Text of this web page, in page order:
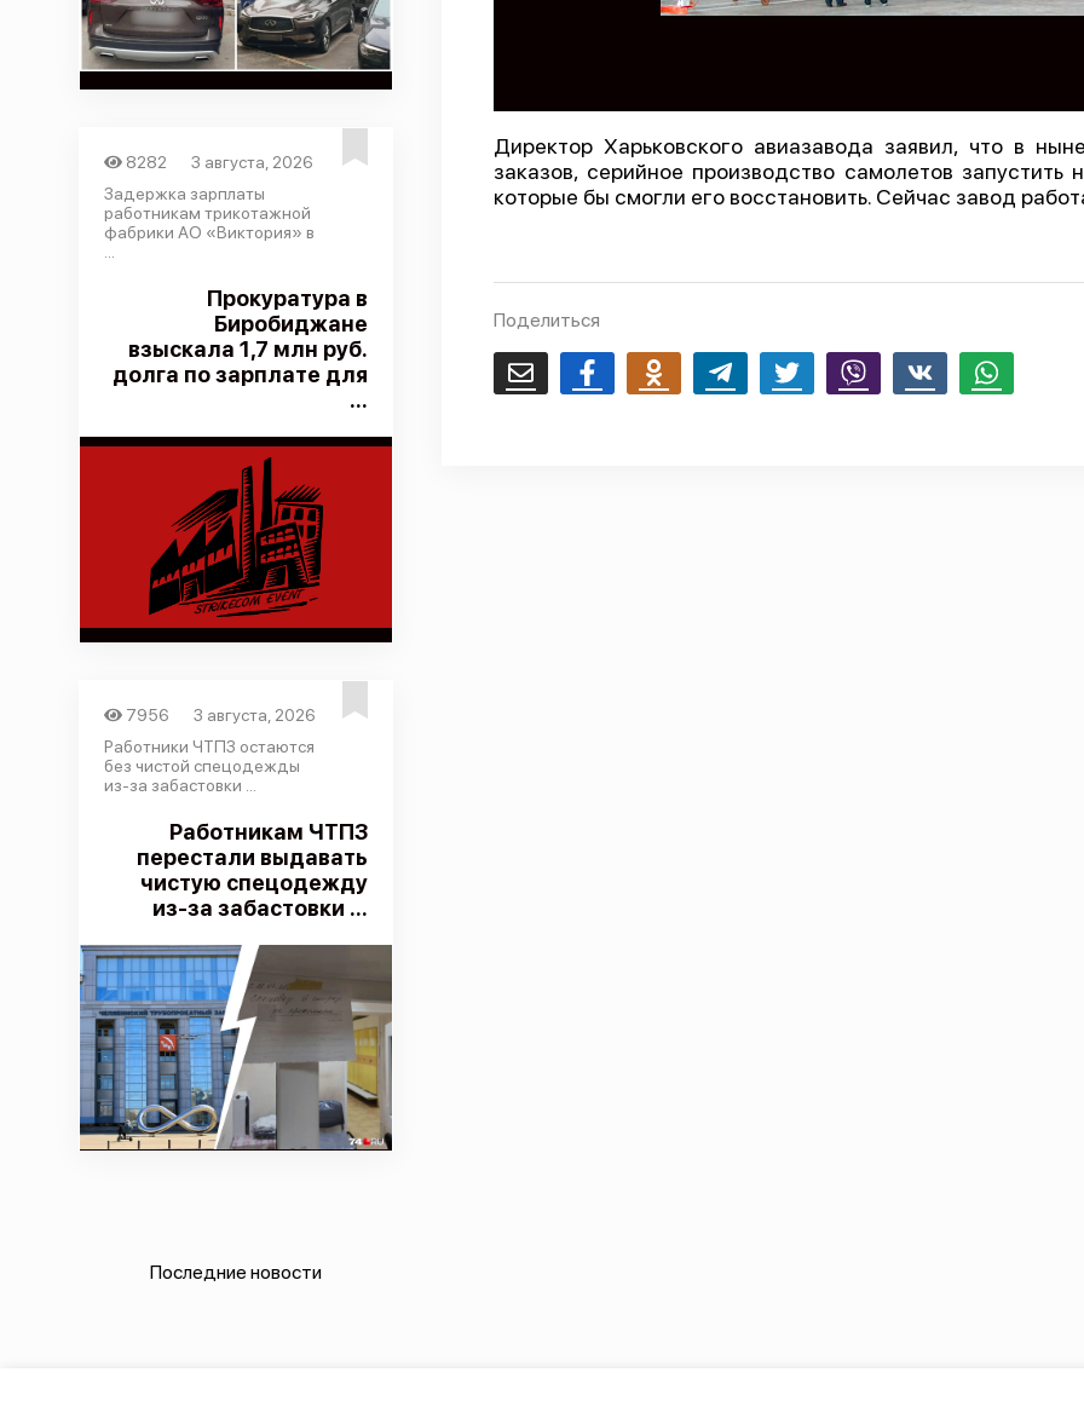
8282
3 августа, 2026
Задержка зарплаты
работникам трикотажной
фабрики АО «Виктория» в
Прокуратура в
Биробиджане
взыскала 1,7 млн руб.
долга по зарплате для
...
7956
3 августа, 2026
Работники ЧТПЗ остаются
без чистой спецодежды
из-за забастовки ...
Работникам ЧТПЗ
перестали выдавать
чистую спецодежду
из-за забастовки ...
Последние новости
Директор Харьковского авиазавода заявил, что в
заказов, серийное производство самолетов
которые бы смогли его восстановить. Сейчас завод
Поделиться
Email FacebookOdnoklassnikiTelegram Twitter Viber Whatsapp